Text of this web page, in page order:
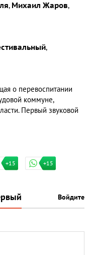
, Михаил Жаров,
,
о перевоспитании
коммуне,
Первый звуковой
+15 +15
Войдите